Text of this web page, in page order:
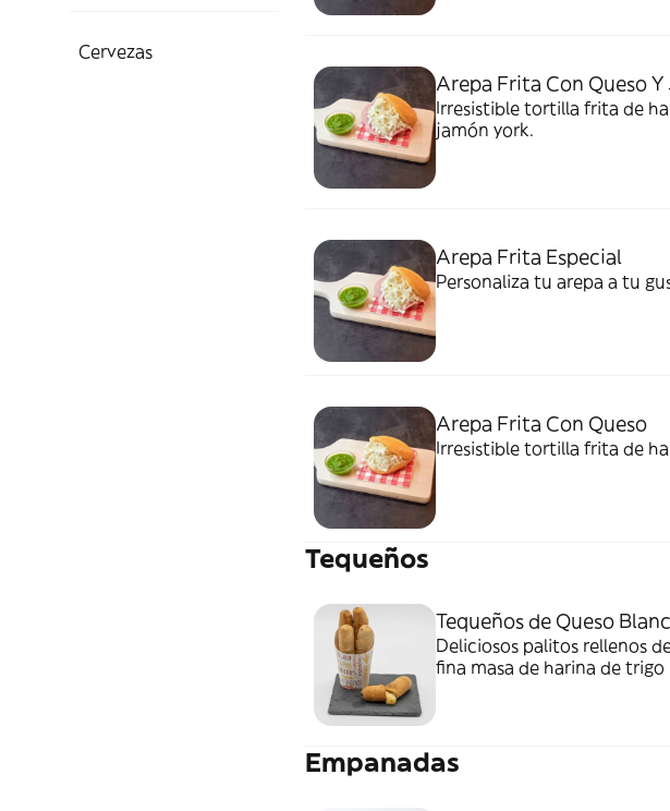
Cervezas
Arepa Frita Con Queso Y
Irresistible tortilla frita de
jamón york.
Arepa Frita Especial
Personaliza tu arepa a tu
Arepa Frita Con Queso
Irresistible tortilla frita de
Tequeños
Tequeños de Queso
Deliciosos palitos rellenos
fina masa de harina de trigo
Empanadas